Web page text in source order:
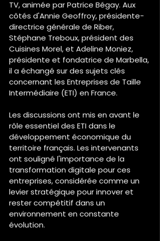
TV, animée par Patrice Bégay. Aux
côtés d'Annie Geoffroy, présidente-
directrice générale de Riber,
Stéphane Treboux, président des
Cuisines Morel, et Adeline Moniez,
présidente et fondatrice de Marbella,
il a échangé sur des sujets clés
concernant les Entreprises de Taille
Intermédiaire (ETI) en France.
Les discussions ont mis en avant le
rôle essentiel des ETI dans le
développement économique du
territoire français. Les intervenants
ont souligné l'importance de la
transformation digitale pour ces
entreprises, considérée comme un
levier stratégique pour innover et
rester compétitif dans un
environnement en constante
évolution.​